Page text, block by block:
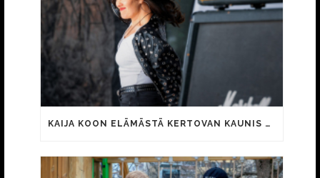
KAIJA KOON ELÄMÄSTÄ KERTOVAN KAUNIS RIETAS ONNELLINEN -ELOKUVAN TRAILER JULKI